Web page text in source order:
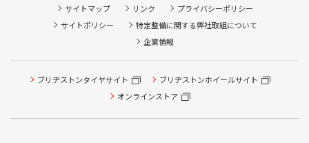
サイトマップ リンク
プライバシーポリシー
サイトポリシー
特定整備に関する弊社取組について
企業情報
ブリヂストンタイヤサイト
ブリヂストンホイールサイト
オンラインストア
タイヤ点検・安全点検/タイヤ履き替え/オイル交換/その他
ピット作業の予約